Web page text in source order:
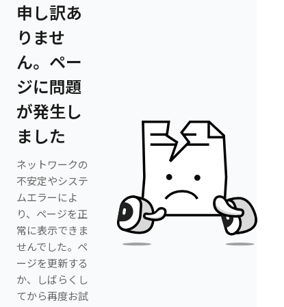
申し訳あ
りませ
ん。ペー
ジに問題
が発生し
ました
ネットワークの
不安定やシステ
ムエラーによ
り、ページを正
常に表示できま
せんでした。ペ
ージを更新する
か、しばらくし
てから再度お試